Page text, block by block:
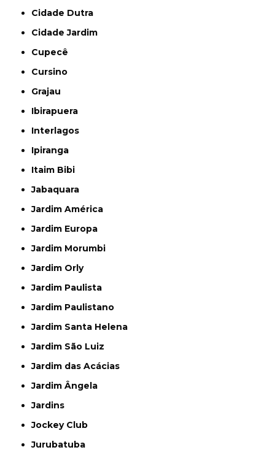
Cidade Dutra
Cidade Jardim
Cupecê
Cursino
Grajau
Ibirapuera
Interlagos
Ipiranga
Itaim Bibi
Jabaquara
Jardim América
Jardim Europa
Jardim Morumbi
Jardim Orly
Jardim Paulista
Jardim Paulistano
Jardim Santa Helena
Jardim São Luiz
Jardim das Acácias
Jardim Ângela
Jardins
Jockey Club
Jurubatuba